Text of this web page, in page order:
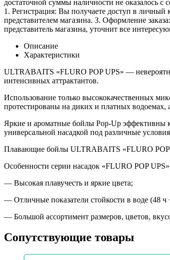
достаточной суммы наличности не оказалось с
1. Регистрация: Вы получаете доступ в личный
представителем магазина. 3. Оформление
представитель магазина, уточнит все
Описание
Характеристики
ULTRABAITS «FLURO POP UPS» —
интенсивных аттрактантов.
Использование только высококачественных
протестированы на диких и платных водоемах,
Яркие и ароматные бойлы Pop-Up эффективны
универсальной насадкой под различные
Плавающие бойлы ULTRABAITS «FLURO POP
Особенности серии насадок «FLURO POP
— Высокая плавучесть и яркие цвета;
— Отличные показатели стойкости в воде (48 ч
— Большой ассортимент размеров, цветов,
Сопутствующие товары